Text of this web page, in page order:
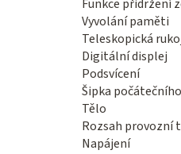
Funkce přidržení
Vyvolání paměti
Teleskopická
Digitální displej
Podsvícení
Šipka
Tělo
Rozsah provozní
Napájení